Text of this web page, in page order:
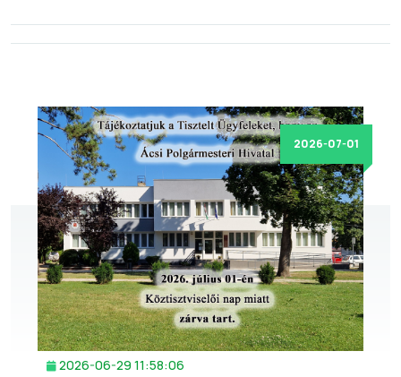
2026-07-01
2026-06-29 11:58:06